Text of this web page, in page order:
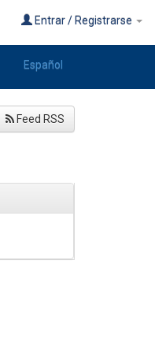
Entrar / Registrarse
Español
Feed RSS